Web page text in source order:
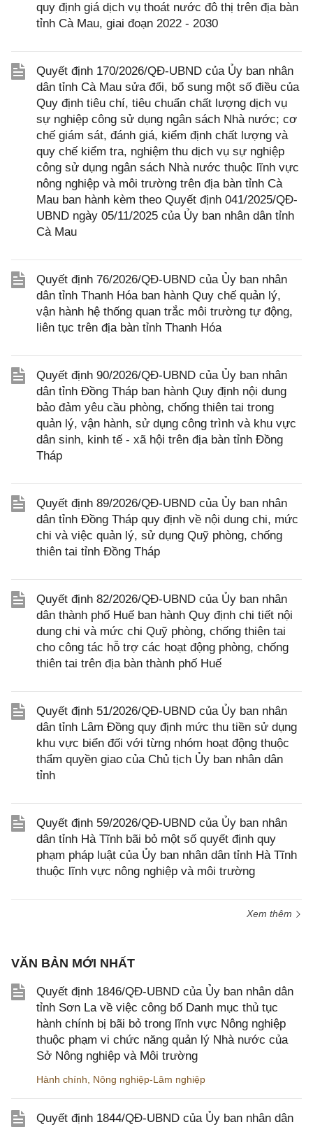
quy định giá dịch vụ thoát nước đô thị trên địa bàn
tỉnh Cà Mau, giai đoạn 2022 - 2030
Quyết định 170/2026/QĐ-UBND của Ủy ban nhân
dân tỉnh Cà Mau sửa đổi, bổ sung một số điều của
Quy định tiêu chí, tiêu chuẩn chất lượng dịch vụ
sự nghiệp công sử dụng ngân sách Nhà nước; cơ
chế giám sát, đánh giá, kiểm định chất lượng và
quy chế kiểm tra, nghiệm thu dịch vụ sự nghiệp
công sử dụng ngân sách Nhà nước thuộc lĩnh vực
nông nghiệp và môi trường trên địa bàn tỉnh Cà
Mau ban hành kèm theo Quyết định 041/2025/QĐ-
UBND ngày 05/11/2025 của Ủy ban nhân dân tỉnh
Cà Mau
Quyết định 76/2026/QĐ-UBND của Ủy ban nhân
dân tỉnh Thanh Hóa ban hành Quy chế quản lý,
vận hành hệ thống quan trắc môi trường tự động,
liên tục trên địa bàn tỉnh Thanh Hóa
Quyết định 90/2026/QĐ-UBND của Ủy ban nhân
dân tỉnh Đồng Tháp ban hành Quy định nội dung
bảo đảm yêu cầu phòng, chống thiên tai trong
quản lý, vận hành, sử dụng công trình và khu vực
dân sinh, kinh tế - xã hội trên địa bàn tỉnh Đồng
Tháp
Quyết định 89/2026/QĐ-UBND của Ủy ban nhân
dân tỉnh Đồng Tháp quy định về nội dung chi, mức
chi và việc quản lý, sử dụng Quỹ phòng, chống
thiên tai tỉnh Đồng Tháp
Quyết định 82/2026/QĐ-UBND của Ủy ban nhân
dân thành phố Huế ban hành Quy định chi tiết nội
dung chi và mức chi Quỹ phòng, chống thiên tai
cho công tác hỗ trợ các hoạt động phòng, chống
thiên tai trên địa bàn thành phố Huế
Quyết định 51/2026/QĐ-UBND của Ủy ban nhân
dân tỉnh Lâm Đồng quy định mức thu tiền sử dụng
khu vực biển đối với từng nhóm hoạt động thuộc
thẩm quyền giao của Chủ tịch Ủy ban nhân dân
tỉnh
Quyết định 59/2026/QĐ-UBND của Ủy ban nhân
dân tỉnh Hà Tĩnh bãi bỏ một số quyết định quy
phạm pháp luật của Ủy ban nhân dân tỉnh Hà Tĩnh
thuộc lĩnh vực nông nghiệp và môi trường
Xem thêm
VĂN BẢN MỚI NHẤT
Quyết định 1846/QĐ-UBND của Ủy ban nhân dân
tỉnh Sơn La về việc công bố Danh mục thủ tục
hành chính bị bãi bỏ trong lĩnh vực Nông nghiệp
thuộc phạm vi chức năng quản lý Nhà nước của
Sở Nông nghiệp và Môi trường
Hành chính Nông nghiệp-Lâm nghiệp
Quyết định 1844/QĐ-UBND của Ủy ban nhân dân